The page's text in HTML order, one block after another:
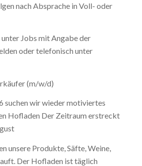
nach Absprache in Voll- oder
Jobs mit Angabe der
oder telefonisch unter
(m/w/d)
suchen wir wieder motiviertes
Hofladen Der Zeitraum erstreckt
unsere Produkte, Säfte, Weine,
Der Hofladen ist täglich